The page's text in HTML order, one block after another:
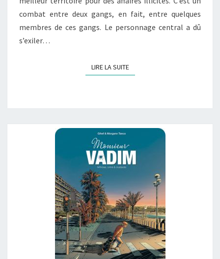
combat entre deux gangs, en fait, entre quelques
membres de ces gangs. Le personnage central a dû
s’exiler…
LIRE LA SUITELIRE LA SUITE